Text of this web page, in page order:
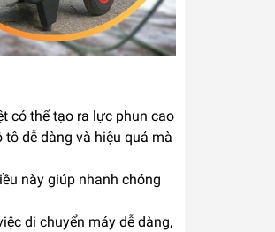
có thể tạo ra lực phun cao
dễ dàng và hiệu quả mà
này giúp nhanh chóng
di chuyển máy dễ dàng,